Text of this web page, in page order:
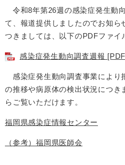
令和8年第26週の感染症発生動
て、報道提供しましたのでお知ら
つきましては、以下のPDFファイ
感染症発生動向調査週報
感染症発生動向調査事業により
の推移や病原体の検出状況につき
らご覧いただけます。
福岡県感染症情報センター
（参考）福岡県医師会